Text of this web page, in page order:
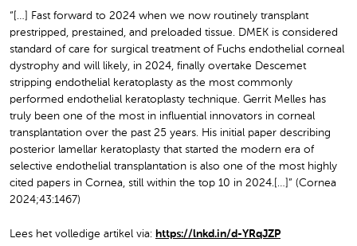
“[…] Fast forward to 2024 when we now routinely transplant
prestripped, prestained, and preloaded tissue. DMEK is considered
standard of care for surgical treatment of Fuchs endothelial corneal
dystrophy and will likely, in 2024, finally overtake Descemet
stripping endothelial keratoplasty as the most commonly
performed endothelial keratoplasty technique. Gerrit Melles has
truly been one of the most in influential innovators in corneal
transplantation over the past 25 years. His initial paper describing
posterior lamellar keratoplasty that started the modern era of
selective endothelial transplantation is also one of the most highly
cited papers in Cornea, still within the top 10 in 2024.[…]” (Cornea
2024;43:1467)
Lees het volledige artikel via: https://lnkd.in/d-YRqJZP